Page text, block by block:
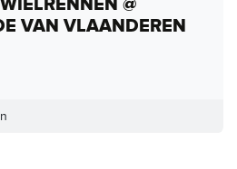
@
VAN VLAANDEREN